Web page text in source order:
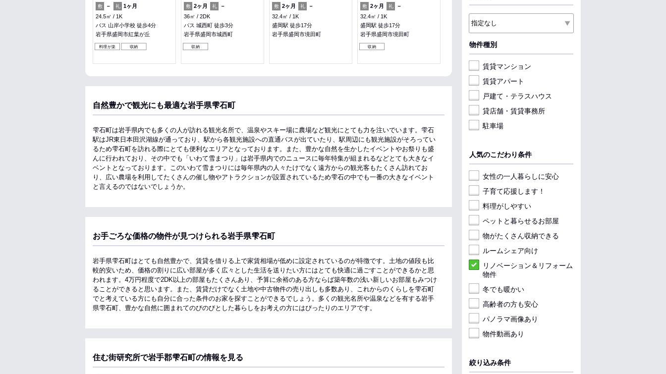
敷 － 礼 1ヶ月
24.5㎡
1K
バス 山岸小学校 徒歩4分
岩手県盛岡市紅葉が丘
料理が楽 収納
敷 2ヶ月 礼
－
36㎡
2DK
バス 城西町 徒歩3分
岩手県盛岡市城西町
収納
敷 2ヶ月 礼
－
32.4㎡
1K
盛岡駅 徒歩17分
岩手県盛岡市境田町
敷 2ヶ月 礼
－
32.4㎡
1K
盛岡駅 徒歩17分
岩手県盛岡市境田町
収納
礼 －
バス 川久保 徒歩10分
岩手県盛岡市津志田２７地割
敷 － 礼 1ヶ月
1LDK
盛岡駅 徒歩6分
岩手県盛岡市大沢川原３丁目
自然豊かで観光にも最適な岩手県雫石町
雫石町は岩手県内でも多くの人が訪れる観光名所で、温泉やスキー場に農場など観光にとても力を注いでいます。雫石
駅はJR東日本田沢湖線が通っており、駅から各観光施設への直通バスが出ていたり、駅周辺にも観光施設がそろってい
るため雫石町を訪れる際にとても便利なエリアとなっております。また、豊かな自然を生かしたイベントやお祭りも盛
んに行われており、その中でも「いわて雪まつり」は岩手県内でのニュースに毎年特集が組まれるなどとても大きなイ
ベントとなっております。このいわて雪まつりには毎年県内の人々たけでなく遠方からの観光客もたくさん訪れてお
り、広い農場を利用してたくさんの催し物やアトラクションが設置されているため雫石の中でも一番の大きなイベント
と言えるのではないでしょうか。
お手ごろな価格の物件が見つけられる岩手県雫石町
岩手県雫石町はとても自然豊かで、賃貸を借りる上で家賃相場が低めに設定されているのが特徴です。土地の値段も比
較的安いため、価格の割りに広い部屋が多く広々とした生活を送りたい方にはとても快適に過ごすことができるかと思
われます。4万円程度で2DK以上の部屋もたくさんあり、予算に余裕のある方ならば築年数の浅い新しいお部屋もみつけ
ることができると思います。また、賃貸だけでなく土地や中古物件の売り出しも多数あり、これからのくらしを雫石町
でと考えている方にも自分に合った条件のお家を探すことができるでしょう。多くの観光名所や温泉などを有する岩手
県雫石町、豊かな自然に囲まれてのびのびとした暮らしをお考えの方にはぴったりのエリアです。
住む街研究所で岩手郡雫石町の情報を見る
物件種別
賃貸マンション
賃貸アパート
戸建て・テラスハウス
貸店舗・賃貸事務所
駐車場
人気のこだわり条件
女性の一人暮らしに安心
子育て応援します！
料理がしやすい
ペットと暮らせるお部屋
物がたくさん収納できる
ルームシェア向け
リノベーション＆リフォーム
物件
冬でも暖かい
高齢者の方も安心
パノラマ画像あり
物件動画あり
絞り込み条件